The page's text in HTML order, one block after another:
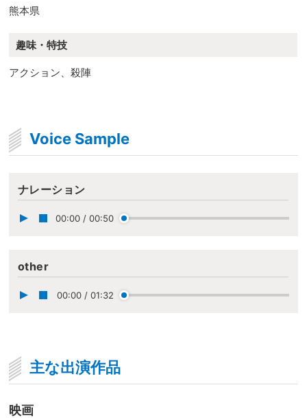
熊本県
趣味・特技
アクション、殺陣
Voice Sample
ナレーション
00:00 / 00:50
other
00:00 / 01:32
主な出演作品
映画